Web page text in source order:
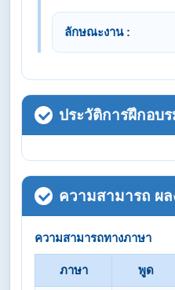
ลักษณะงาน :
ประวัติการฝึกอบ
ความสามารถ ผล
ความสามารถทางภาษา
ภาษา พูด